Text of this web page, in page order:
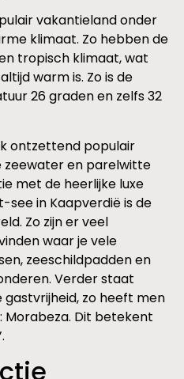
vakantieland onder
klimaat. Zo hebben de
tropisch klimaat, wat
warm is. Zo is de
26 graden en zelfs 32
ontzettend populair
zeewater en parelwitte
met de heerlijke luxe
see in Kaapverdië is de
Zo zijn er veel
waar je vele
zeeschildpadden en
Verder staat
zo heeft men
Morabeza. Dit betekent